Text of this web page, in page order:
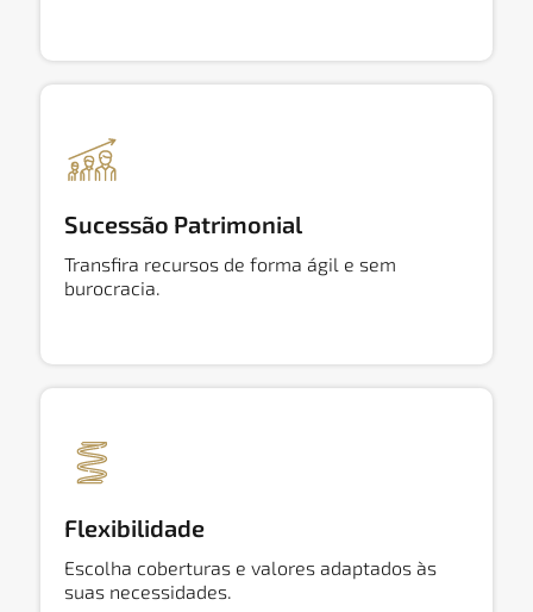
Sucessão Patrimonial
Transfira recursos de forma ágil e sem
burocracia.
Flexibilidade
Escolha coberturas e valores adaptados às
suas necessidades.